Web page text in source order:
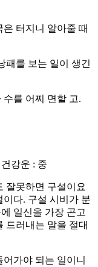
터지니 알아줄 때
패를 보는 일이 생긴
수를 어찌 면할 고.
강운 : 중
잘못하면 구설이요
다. 구설 시비가 분
일신을 가장 곤고
드러내는 말을 절대
가야 되는 일이니